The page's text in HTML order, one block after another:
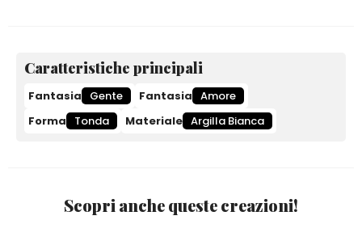
Caratteristiche principali
Fantasia Gente Fantasia Amore
Forma
Tonda Materiale Argilla Bianca
Scopri anche queste creazioni!